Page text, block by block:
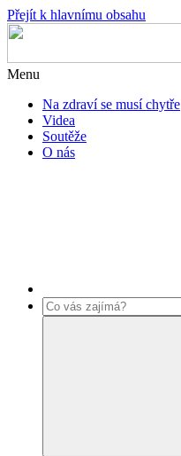
Přejít k hlavnímu obsahu
Menu
Na zdraví se musí chytře
Videa
Soutěže
O nás